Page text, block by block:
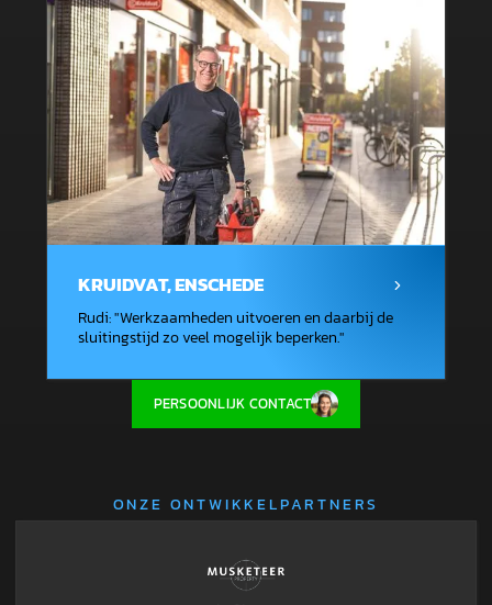
KRUIDVAT, ENSCHEDE
Rudi: "Werkzaamheden uitvoeren en daarbij de
sluitingstijd zo veel mogelijk beperken."
PERSOONLIJK CONTACT
ONZE ONTWIKKELPARTNERS